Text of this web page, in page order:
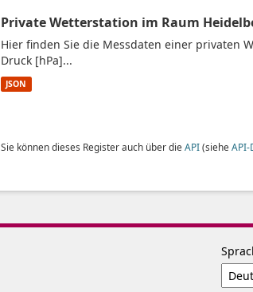
Private Wetterstation im Raum
Hier finden Sie die Messdaten einer privaten
Druck [hPa]...
JSON
Sie können dieses Register auch über die API(siehe